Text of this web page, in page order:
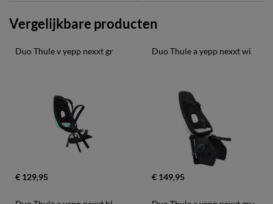
Vergelijkbare producten
Duo Thule v yepp nexxt gr
€ 129,95
Duo Thule a yepp nexxt wi
€ 149,95